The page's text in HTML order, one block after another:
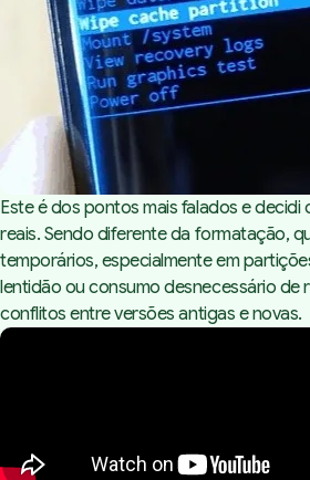
Este é dos pontos mais falados e
reais. Sendo diferente da formatação,
temporários, especialmente em
lentidão ou consumo desnecessário de
conflitos entre versões antigas e novas.